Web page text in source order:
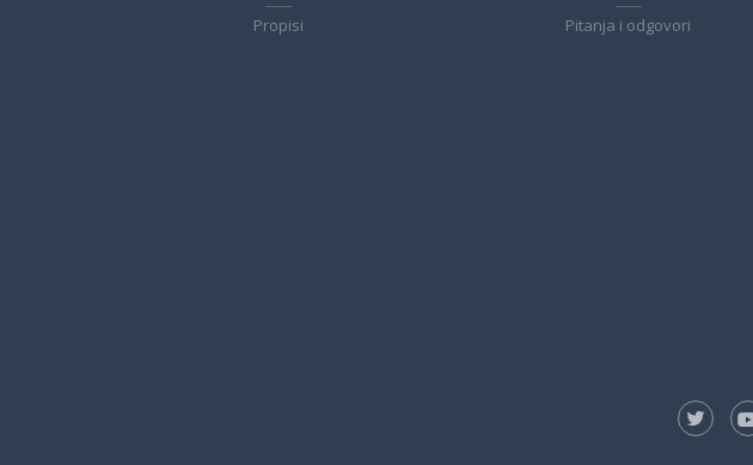
Propisi
Pitanja i odgovori